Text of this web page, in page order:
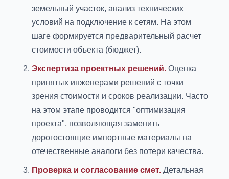
земельный участок, анализ технических
условий на подключение к сетям. На этом
шаге формируется предварительный расчет
стоимости объекта (бюджет).
Экспертиза проектных решений. Оценка
принятых инженерами решений с точки
зрения стоимости и сроков реализации. Часто
на этом этапе проводится "оптимизация
проекта", позволяющая заменить
дорогостоящие импортные материалы на
отечественные аналоги без потери качества.
Проверка и согласование смет. Детальная